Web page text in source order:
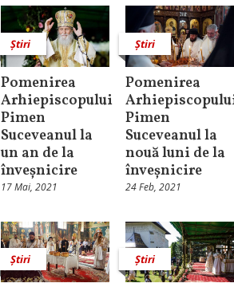
Știri
Pomenirea
Arhiepiscopului
Pimen
Suceveanul la
un an de la
înveșnicire
17 Mai, 2021
Știri
Pomenirea
Pimen
Suceveanul la
nouă luni de la
înveșnicire
24 Feb, 2021
Știri Știri